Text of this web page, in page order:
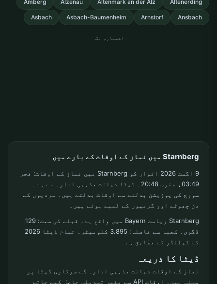
Altenerding
Altenmark an der Alz
Alzenau
Amberg
Ansbach
Arnstorf
Asbach-Baumenheim
Asbach
اشتہاری جگہ
Starnberg میں نماز کے اوقات کے بارے میں
9 اگست 2026 اتوار کو Starnberg میں نماز کے اوقات: فجر
03:49، مغرب 20:48۔ ڈیٹا دیانت مذہبی ادارہ سے ہے۔
سورج کی پوزیشن بدلنے سے اوقات بدلتے ہیں۔ سردیوں کے
دن چھوٹے اور گرمیوں کے لمبے ہوتے ہیں۔
Starnberg ریاست Bayern میں واقع ہے۔ قبلے کی سمت: 129
ڈگری۔ کعبہ سے فاصلہ: 3.895 کلومیٹر۔ تمام ڈیٹا 2026
کے کیلنڈر کے مطابق ہے۔
ڈیٹا کا ذریعہ
نماز کے اوقات دیانت مذہبی ادارہ کے سرکاری ڈیٹا پر
مبنی ہیں۔ اوقات API سے بغیر تبدیلی حاصل کیے جاتے